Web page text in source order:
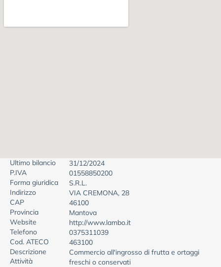
Ultimo bilancio
31/12/2024
P.IVA
01558850200
Forma giuridica
S.R.L.
Indirizzo
VIA CREMONA, 28
CAP
46100
Provincia
Mantova
Website
http://www.lambo.it
Telefono
0375311039
Cod. ATECO
463100
Descrizione
Attività
Commercio all'ingrosso di frutta e ortaggi
freschi o conservati